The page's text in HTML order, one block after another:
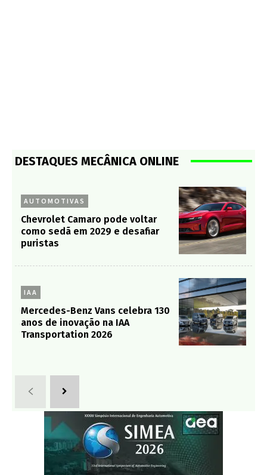
DESTAQUES MECÂNICA ONLINE
AUTOMOTIVAS
Chevrolet Camaro pode voltar
como sedã em 2029 e desafiar
puristas
IAA
Mercedes-Benz Vans celebra 130
anos de inovação na IAA
Transportation 2026